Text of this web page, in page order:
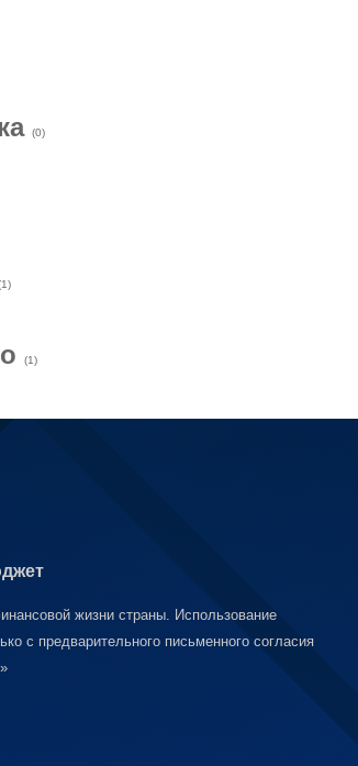
(0)
(1)
жизни страны. Использование
с предварительного письменного согласия